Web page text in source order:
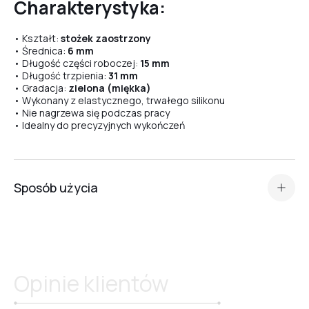
№07
№08
№12
Charakterystyka:
• Kształt: stożek zaostrzony
• Średnica: 6 mm
• Długość części roboczej: 15 mm
• Długość trzpienia: 31 mm
• Gradacja: zielona (miękka)
• Wykonany z elastycznego, trwałego silikonu
• Nie nagrzewa się podczas pracy
• Idealny do precyzyjnych wykończeń
Sposób użycia